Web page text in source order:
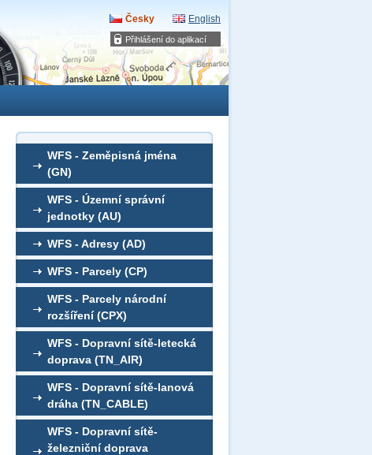
Přihlášení do aplikací
Česky English
WFS - Zeměpisná jména
(GN)
WFS - Územní správní
jednotky (AU)
WFS - Adresy (AD)
WFS - Parcely (CP)
WFS - Parcely národní
rozšíření (CPX)
WFS - Dopravní sítě-letecká
doprava (TN_AIR)
WFS - Dopravní sítě-lanová
dráha (TN_CABLE)
WFS - Dopravní sítě-
železniční doprava